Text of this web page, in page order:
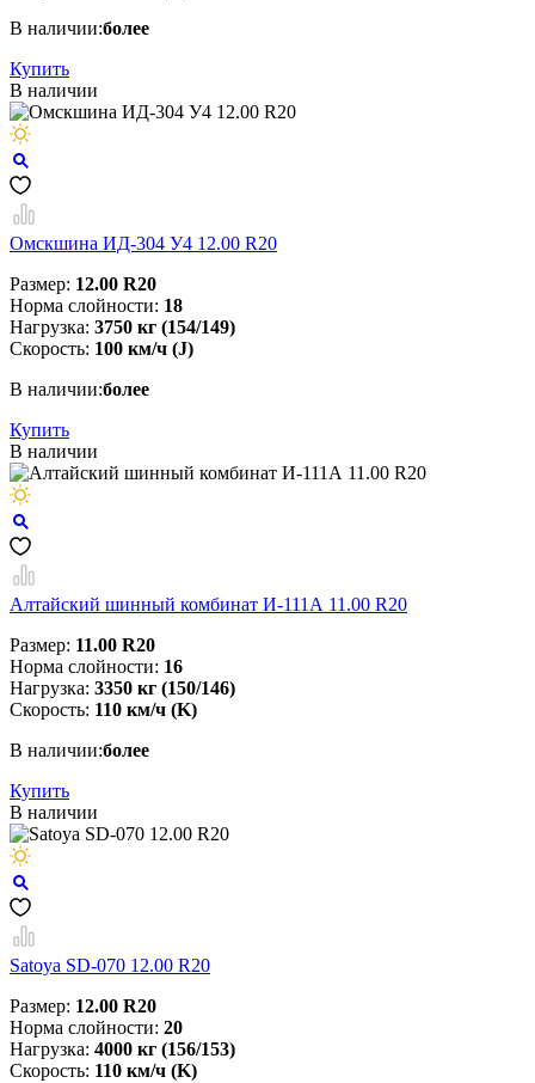
В наличии:более
Купить
В наличии
Омскшина ИД-304 У4 12.00 R20
Размер: 12.00 R20
Норма слойности: 18
Нагрузка: 3750 кг (154/149)
Скорость: 100 км/ч (J)
В наличии:более
Купить
В наличии
Алтайский шинный комбинат И-111А 11.00 R20
Размер: 11.00 R20
Норма слойности: 16
Нагрузка: 3350 кг (150/146)
Скорость: 110 км/ч (K)
В наличии:более
Купить
В наличии
Satoya SD-070 12.00 R20
Размер: 12.00 R20
Норма слойности: 20
Нагрузка: 4000 кг (156/153)
Скорость: 110 км/ч (K)